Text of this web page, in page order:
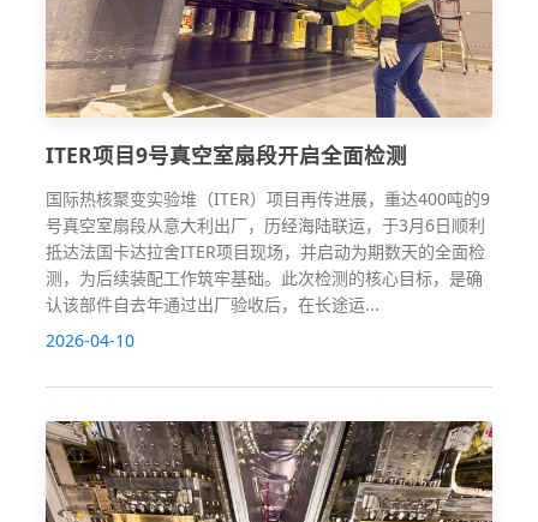
ITER项目9号真空室扇段开启全面检测
国际热核聚变实验堆（ITER）项目再传进展，重达400吨的9
号真空室扇段从意大利出厂，历经海陆联运，于3月6日顺利
抵达法国卡达拉舍ITER项目现场，并启动为期数天的全面检
测，为后续装配工作筑牢基础。此次检测的核心目标，是确
认该部件自去年通过出厂验收后，在长途运...
2026-04-10